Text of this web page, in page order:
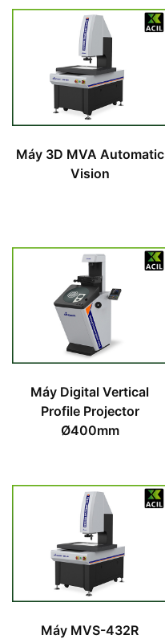
Máy 3D MVA Automatic
Vision
Máy Digital Vertical
Profile Projector
Ø400mm
Máy MVS-432R